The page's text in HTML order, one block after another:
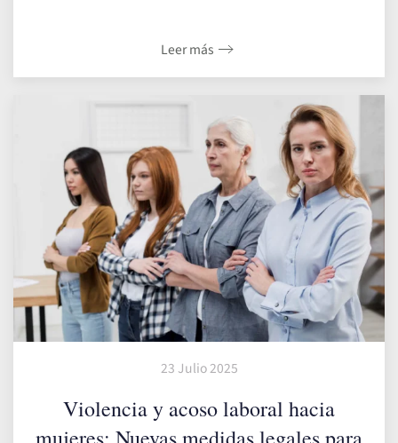
Leer más
23 Julio 2025
Violencia y acoso laboral hacia